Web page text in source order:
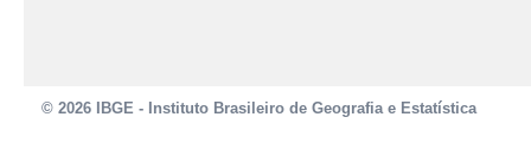
© 2026 IBGE - Instituto Brasileiro de Geografia e Estatística